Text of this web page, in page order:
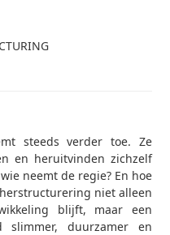
steeds verder toe. Ze
en heruitvinden zichzelf
neemt de regie? En hoe
niet alleen
blijft, maar een
duurzamer en